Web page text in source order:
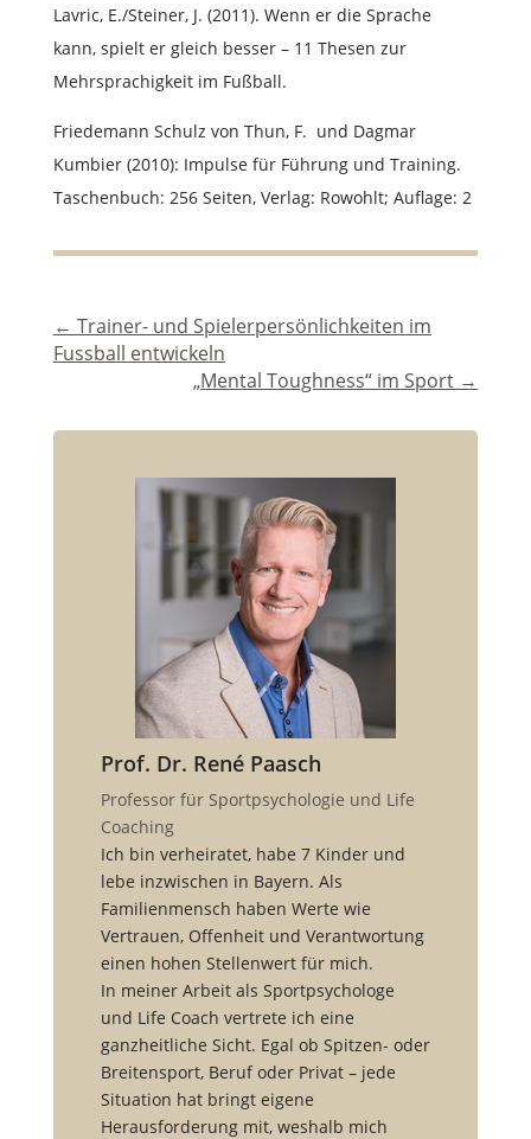
Lavric, E./Steiner, J. (2011). Wenn er die Sprache
kann, spielt er gleich besser – 11 Thesen zur
Mehrsprachigkeit im Fußball.
Friedemann Schulz von Thun, F. und Dagmar
Kumbier (2010): Impulse für Führung und Training.
Taschenbuch: 256 Seiten, Verlag: Rowohlt; Auflage: 2
← Trainer- und Spielerpersönlichkeiten im
Fussball entwickeln
„Mental Toughness“ im Sport →
Prof. Dr. René Paasch
Professor für Sportpsychologie und Life
Coaching
Ich bin verheiratet, habe 7 Kinder und
lebe inzwischen in Bayern. Als
Familienmensch haben Werte wie
Vertrauen, Offenheit und Verantwortung
einen hohen Stellenwert für mich.
In meiner Arbeit als Sportpsychologe
und Life Coach vertrete ich eine
ganzheitliche Sicht. Egal ob Spitzen- oder
Breitensport, Beruf oder Privat – jede
Situation hat bringt eigene
Herausforderung mit, weshalb mich